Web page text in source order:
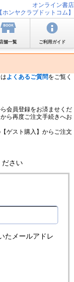
オンライン書店
【ホンヤクラブドットコム】
店舗一覧 ご利用ガイド
よくあるご質問をご覧く
会員登録をお済ませくだ
ら再度ご注文手続きへお
ゲスト購入】からご注文
ださい
たメールアドレ